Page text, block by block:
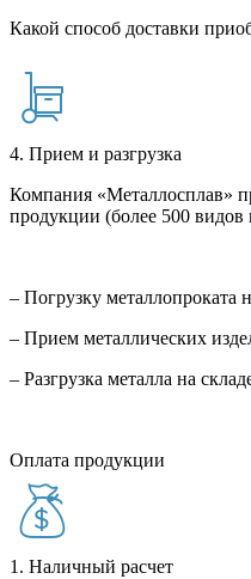
Какой способ доставки
4. Прием и разгрузка
Компания «Металлосплав»
продукции (более 500
– Погрузку металлопроката
– Прием металлических
– Разгрузка металла на
Оплата продукции
1. Наличный расчет